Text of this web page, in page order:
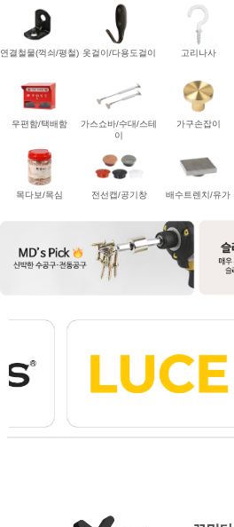
연결철물(꺽쇠/평철) 옷걸이/다용도걸이 고리나사
우편함/택배함
가스쇼바/수대/스테
이
가구손잡이
목다보/목심 전선캡/공기창 배수트렌치/유가